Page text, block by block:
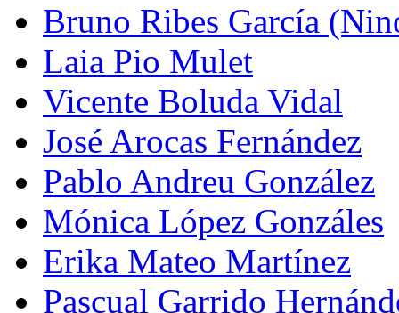
Bruno Ribes García
Laia Pio Mulet
Vicente Boluda Vidal
José Arocas Fernández
Pablo Andreu González
Mónica López Gonzáles
Erika Mateo Martínez
Pascual Garrido